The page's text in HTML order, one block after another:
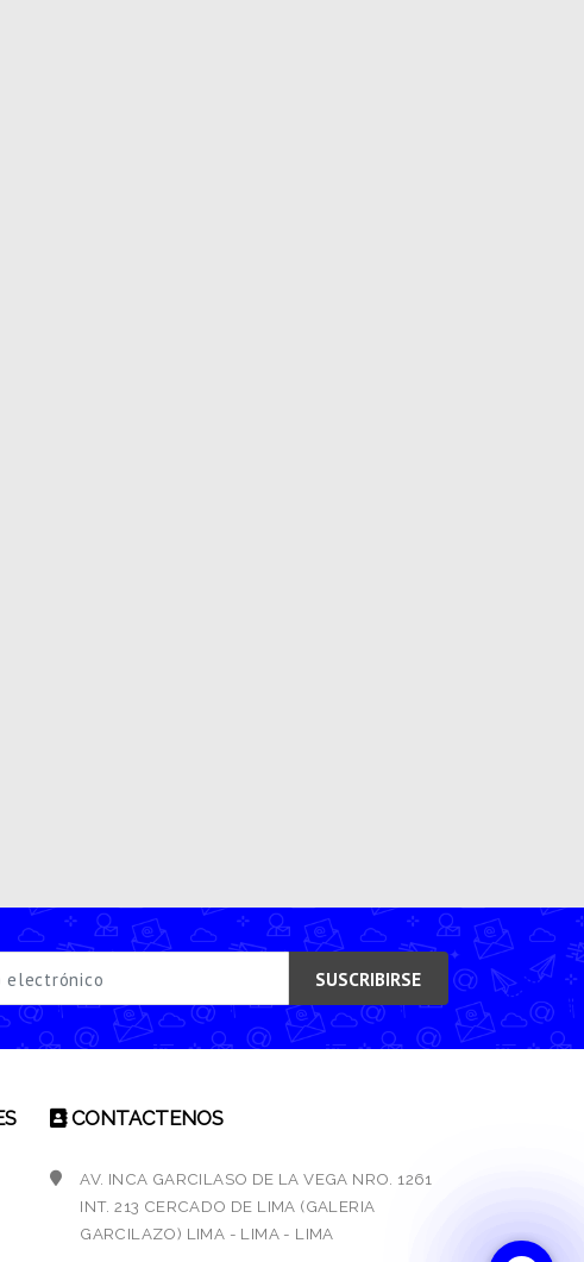
SUSCRIBIRSE
CONTACTENOS
AV. INCA GARCILASO DE LA VEGA NRO. 1261
INT. 213 CERCADO DE LIMA (GALERIA
GARCILAZO) LIMA - LIMA - LIMA